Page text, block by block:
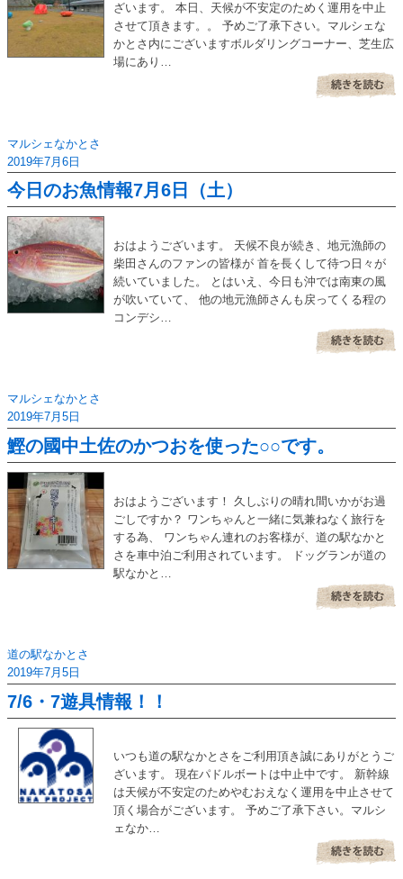
ざいます。 本日、天候が不安定のためく運用を中止
させて頂きます。。 予めご了承下さい。マルシェな
かとさ内にございますボルダリングコーナー、芝生広
場にあり…
マルシェなかとさ
2019年7月6日
今日のお魚情報7月6日（土）
おはようございます。 天候不良が続き、地元漁師の
柴田さんのファンの皆様が 首を長くして待つ日々が
続いていました。 とはいえ、今日も沖では南東の風
が吹いていて、 他の地元漁師さんも戻ってくる程の
コンデシ…
マルシェなかとさ
2019年7月5日
鰹の國中土佐のかつおを使った○○です。
おはようございます！ 久しぶりの晴れ間いかがお過
ごしですか？ ワンちゃんと一緒に気兼ねなく旅行を
する為、 ワンちゃん連れのお客様が、道の駅なかと
さを車中泊ご利用されています。 ドッグランが道の
駅なかと…
道の駅なかとさ
2019年7月5日
7/6・7遊具情報！！
いつも道の駅なかとさをご利用頂き誠にありがとうご
ざいます。 現在パドルボートは中止中です。 新幹線
は天候が不安定のためやむおえなく運用を中止させて
頂く場合がございます。 予めご了承下さい。マルシ
ェなか…